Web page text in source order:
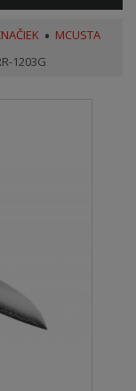
MCUSTA
1203G